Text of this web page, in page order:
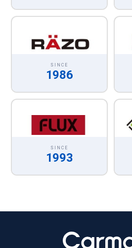
1986
SINCE
1993
SINCE